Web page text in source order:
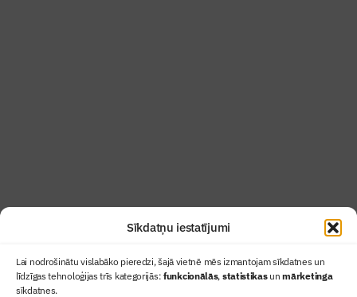
Sīkdatņu iestatījumi
Lai nodrošinātu vislabāko pieredzi, šajā vietnē mēs izmantojam sīkdatnes un
līdzīgas tehnoloģijas trīs kategorijās: funkcionālās, statistikasunmārketinga
sīkdatnes.